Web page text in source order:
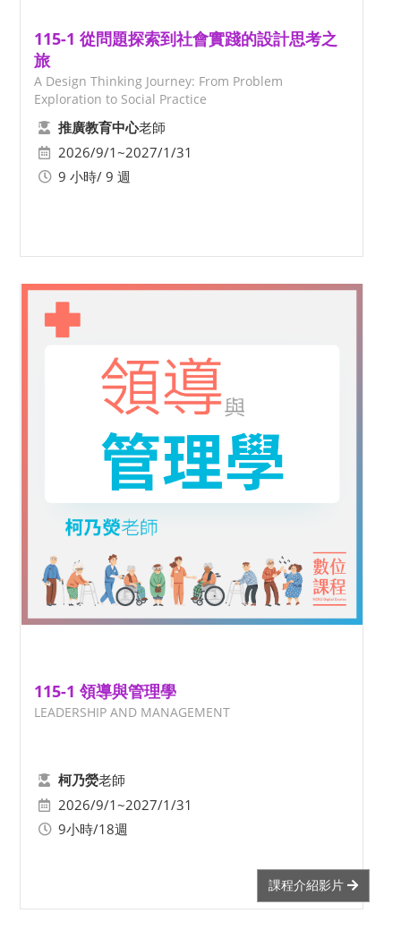
115-1 從問題探索到社會實踐的設計思考之
旅
A Design Thinking Journey: From Problem
Exploration to Social Practice
推廣教育中心老師
2026/9/1~2027/1/31
9 小時/ 9 週
115-1 領導與管理學
LEADERSHIP AND MANAGEMENT
柯乃熒老師
2026/9/1~2027/1/31
9小時/18週
課程介紹影片